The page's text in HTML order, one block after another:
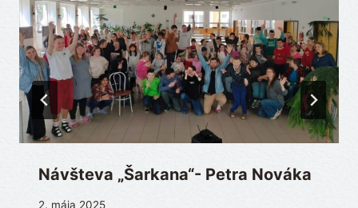
Návšteva „Šarkana“- Petra Nováka
2. mája 2025